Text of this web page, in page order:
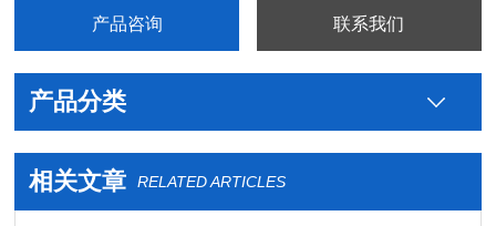
产品咨询 联系我们
产品分类
相关文章 RELATED ARTICLES